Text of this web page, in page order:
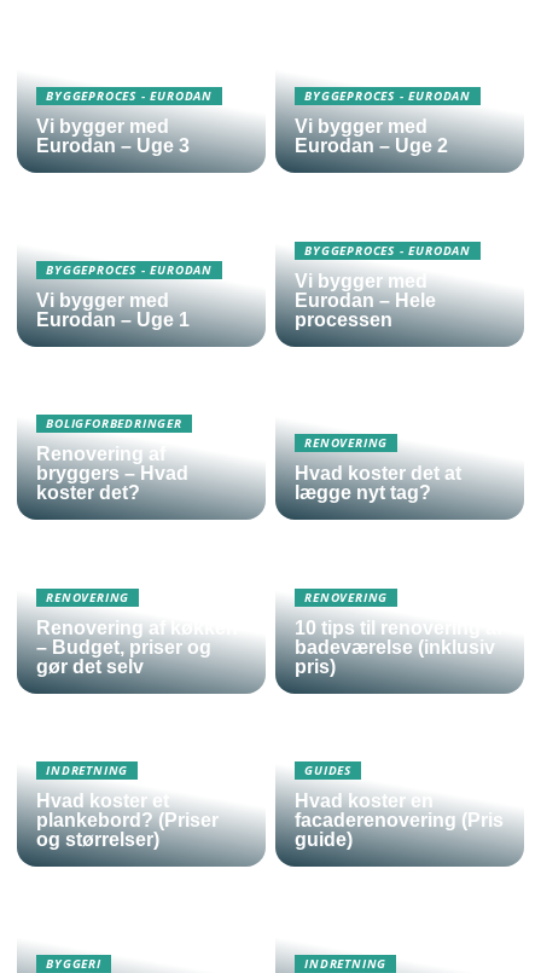
BYGGEPROCES - EURODAN
Vi bygger med
Eurodan – Uge 3
BYGGEPROCES - EURODAN
Vi bygger med
Eurodan – Uge 2
BYGGEPROCES - EURODAN
Vi bygger med
Eurodan – Uge 1
BYGGEPROCES - EURODAN
Vi bygger med
Eurodan – Hele
processen
BOLIGFORBEDRINGER
Renovering af
bryggers – Hvad
koster det?
RENOVERING
Hvad koster det at
lægge nyt tag?
RENOVERING
Renovering af køkken
– Budget, priser og
gør det selv
RENOVERING
10 tips til renovering af
badeværelse (inklusiv
pris)
INDRETNING
Hvad koster et
plankebord? (Priser
og størrelser)
GUIDES
Hvad koster en
facaderenovering (Pris
guide)
BYGGERI INDRETNING